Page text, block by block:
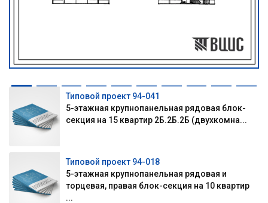
Типовой проект 94-041
5-этажная крупнопанельная рядовая блок-
секция на 15 квартир 2Б.2Б.2Б (двухкомна...
Типовой проект 94-018
5-этажная крупнопанельная рядовая и
торцевая, правая блок-секция на 10 квартир
...